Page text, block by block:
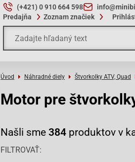
(+421) 0 910 664 598
Predajňa
Zoznam značiek
Úvod Náhradné diely Štvorkolky ATV, Quad
Motor pre
Našli sme 384 produktov v
FILTROVAŤ